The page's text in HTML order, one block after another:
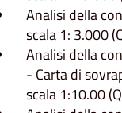
Analisi della
scala 1: 3.000
Analisi della
- Carta di
scala 1:10.00